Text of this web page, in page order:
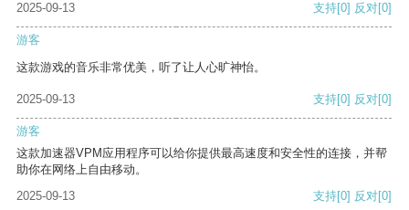
2025-09-13 支持[0] 反对[0]
游客
这款游戏的音乐非常优美，听了让人心旷神怡。
2025-09-13 支持[0] 反对[0]
游客
这款加速器VPM应用程序可以给你提供最高速度和安全性的连接，并帮
助你在网络上自由移动。
2025-09-13
支持[0] 反对[0]